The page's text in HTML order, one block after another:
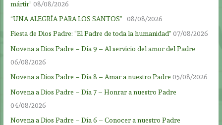
mártir” 08/08/2026
“UNA ALEGRÍA PARA LOS SANTOS”
08/08/2026
Fiesta de Dios Padre: “El Padre de toda la humanidad” 07/08/2026
Novena a Dios Padre – Día 9 – Al servicio del amor del Padre
06/08/2026
Novena a Dios Padre – Día 8 – Amar a nuestro Padre 05/08/2026
Novena a Dios Padre – Día 7 – Honrar a nuestro Padre
04/08/2026
Novena a Dios Padre – Día 6 – Conocer a nuestro Padre